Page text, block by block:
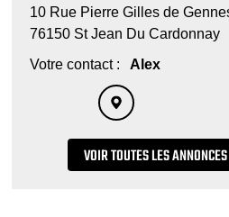
10 Rue Pierre Gilles de
76150 St Jean Du Cardonnay
Votre contact :
Alex
VOIR TOUTES LES